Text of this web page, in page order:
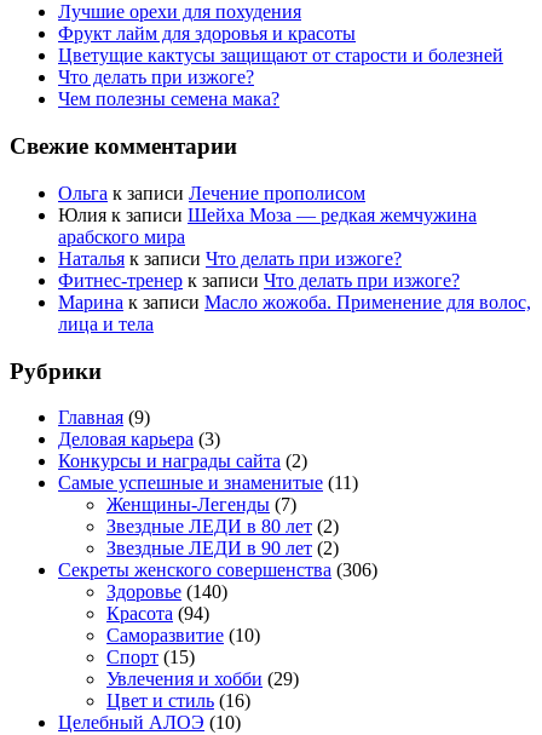
Лучшие орехи для похудения
Фрукт лайм для здоровья и красоты
Цветущие кактусы защищают от старости и болезней
Что делать при изжоге?
Чем полезны семена мака?
Свежие комментарии
Ольга к записи Лечение прополисом
Юлия к записи Шейха Моза — редкая жемчужина
арабского мира
Наталья к записи Что делать при изжоге?
Фитнес-тренер к записи Что делать при изжоге?
Марина к записи Масло жожоба. Применение для волос,
лица и тела
Рубрики
Главная (9)
Деловая карьера (3)
Конкурсы и награды сайта (2)
Самые успешные и знаменитые (11)
Женщины-Легенды (7)
Звездные ЛЕДИ в 80 лет (2)
Звездные ЛЕДИ в 90 лет (2)
Секреты женского совершенства (306)
Здоровье (140)
Красота (94)
Саморазвитие (10)
Спорт (15)
Увлечения и хобби (29)
Цвет и стиль (16)
Целебный АЛОЭ (10)